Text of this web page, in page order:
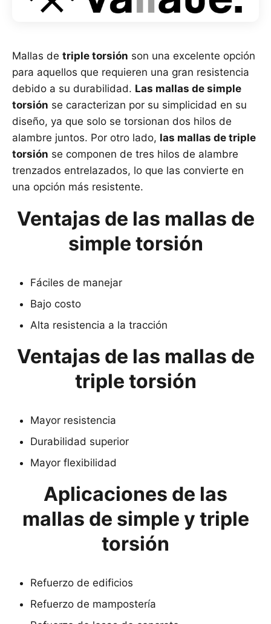
Mallas de triple torsión son una excelente opción
para aquellos que requieren una gran resistencia
debido a su durabilidad. Las mallas de simple
torsión se caracterizan por su simplicidad en su
diseño, ya que solo se torsionan dos hilos de
alambre juntos. Por otro lado, las mallas de triple
torsión se componen de tres hilos de alambre
trenzados entrelazados, lo que las convierte en
una opción más resistente.
Ventajas de las mallas de
simple torsión
Fáciles de manejar
Bajo costo
Alta resistencia a la tracción
Ventajas de las mallas de
triple torsión
Mayor resistencia
Durabilidad superior
Mayor flexibilidad
Aplicaciones de las
mallas de simple y triple
torsión
Refuerzo de edificios
Refuerzo de mampostería